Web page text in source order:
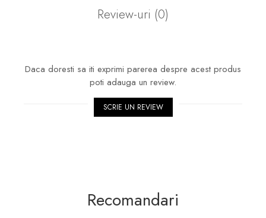
Review-uri (0)
Daca doresti sa iti exprimi parerea despre acest produs
poti adauga un review.
SCRIE UN REVIEW
Recomandari